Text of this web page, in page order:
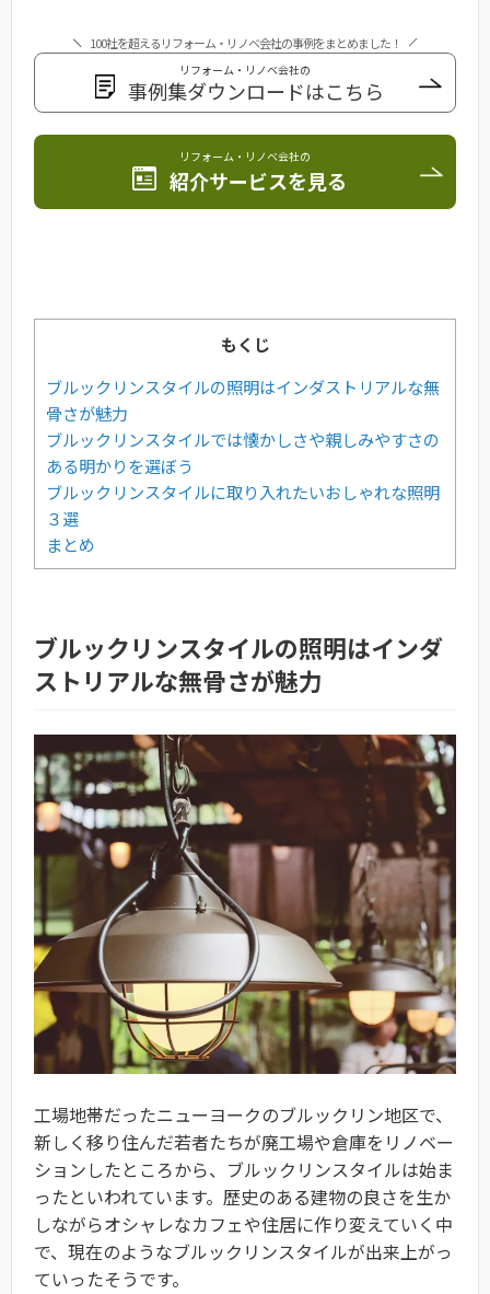
100社を超えるリフォーム・リノベ会社の事例をまとめました！
リフォーム・リノベ会社の
事例集ダウンロードはこちら
リフォーム・リノベ会社の
紹介サービスを見る
もくじ
ブルックリンスタイルの照明はインダストリアルな無
骨さが魅力
ブルックリンスタイルでは懐かしさや親しみやすさの
ある明かりを選ぼう
ブルックリンスタイルに取り入れたいおしゃれな照明
３選
まとめ
ブルックリンスタイルの照明はインダ
ストリアルな無骨さが魅力
工場地帯だったニューヨークのブルックリン地区で、
新しく移り住んだ若者たちが廃工場や倉庫をリノベー
ションしたところから、ブルックリンスタイルは始ま
ったといわれています。歴史のある建物の良さを生か
しながらオシャレなカフェや住居に作り変えていく中
で、現在のようなブルックリンスタイルが出来上がっ
ていったそうです。